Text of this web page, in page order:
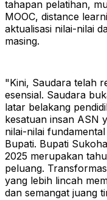
tahapan pelatihan,
MOOC, distance
aktualisasi nilai-nilai
masing.
"Kini, Saudara telah
esensial. Saudara
latar belakang
kesatuan insan ASN
nilai-nilai
Bupati. Bupati
2025 merupakan
peluang.
yang lebih lincah
dan semangat juang